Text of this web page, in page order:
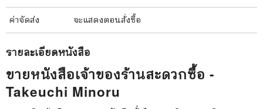
ค่าจัดส่ง จะแสดงตอนสั่งซื้อ
รายละเอียดหนังสือ
ขายหนังสือเจ้าของร้านสะดวกซื้อ -
Takeuchi Minoru